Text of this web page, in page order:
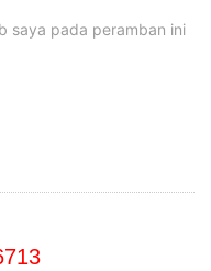
saya pada peramban ini